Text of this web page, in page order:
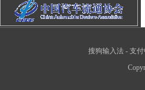
搜狗输入法- 支